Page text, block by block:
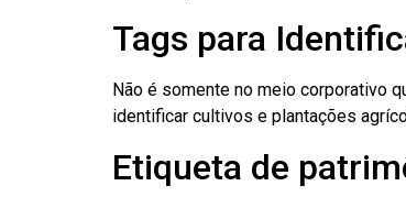
Tags para
Não é somente no meio corporativo
identificar cultivos e plantações
Etiqueta de